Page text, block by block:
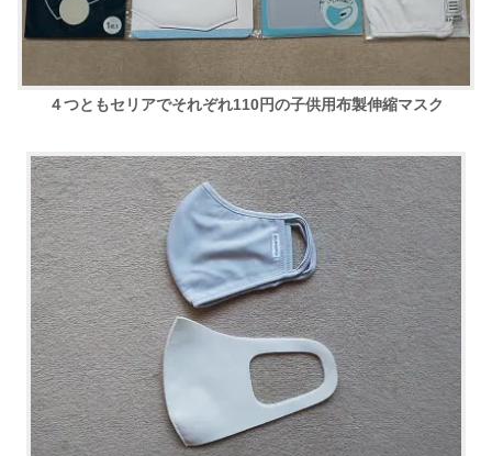
４つともセリアでそれぞれ110円の子供用布製伸縮マスク